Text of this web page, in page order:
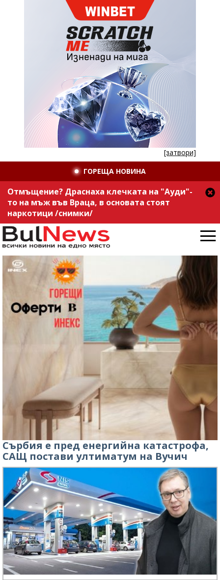
[затвори]
ГОРЕЩА НОВИНА
Отмъщение? Драснаха клечката на "Ауди"-
то на мъж във Враца, в основата стоят
наркотици /снимки/
Сърбия е пред енергийна катастрофа,
САЩ постави ултиматум на Вучич